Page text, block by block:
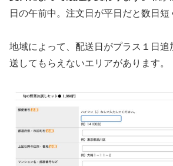
日の午前中。注文日が平日だと数日短
地域によって、配送日がプラス１日追
送してもらえないエリアがあります。